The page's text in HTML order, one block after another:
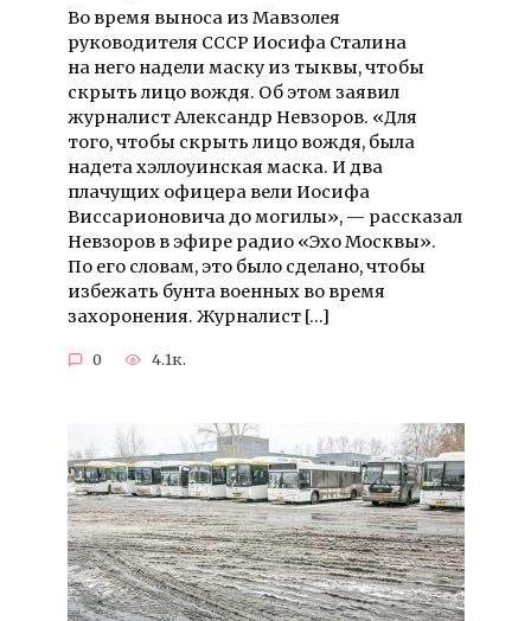
Во время выноса из Мавзолея
руководителя СССР Иосифа Сталина
на него надели маску из тыквы, чтобы
скрыть лицо вождя. Об этом заявил
журналист Александр Невзоров. «Для
того, чтобы скрыть лицо вождя, была
надета хэллоуинская маска. И два
плачущих офицера вели Иосифа
Виссарионовича до могилы», — рассказал
Невзоров в эфире радио «Эхо Москвы».
По его словам, это было сделано, чтобы
избежать бунта военных во время
захоронения. Журналист […]
0 4.1к.